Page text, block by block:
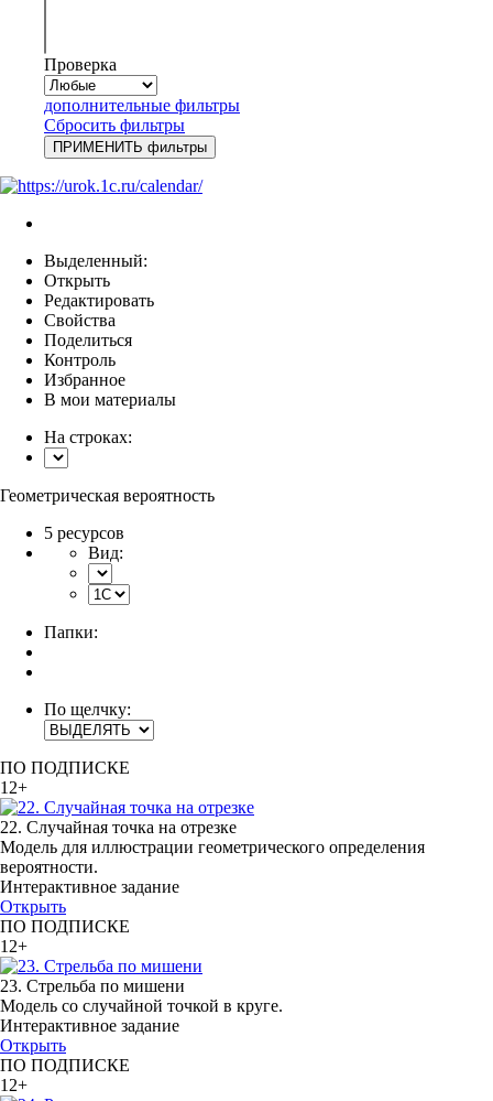
Проверка
дополнительные фильтры
Сбросить фильтры
Выделенный:
Открыть
Редактировать
Свойства
Поделиться
Контроль
Избранное
В мои материалы
На строках:
Геометрическая вероятность
5 ресурсов
Вид:
Папки:
По щелчку:
ПО ПОДПИСКЕ
12+
22. Случайная точка на отрезке
Модель для иллюстрации геометрического определения
вероятности.
Интерактивное задание
Открыть
ПО ПОДПИСКЕ
12+
23. Стрельба по мишени
Модель со случайной точкой в круге.
Интерактивное задание
Открыть
ПО ПОДПИСКЕ
12+